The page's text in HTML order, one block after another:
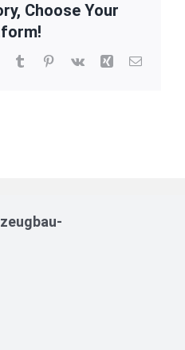
Choose Your
TumblrPinterest
Vk Xing E-